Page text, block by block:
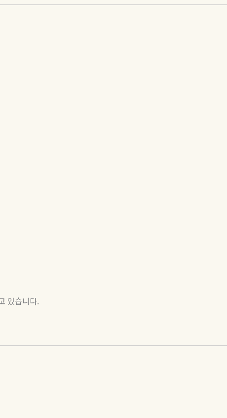
있습니다.